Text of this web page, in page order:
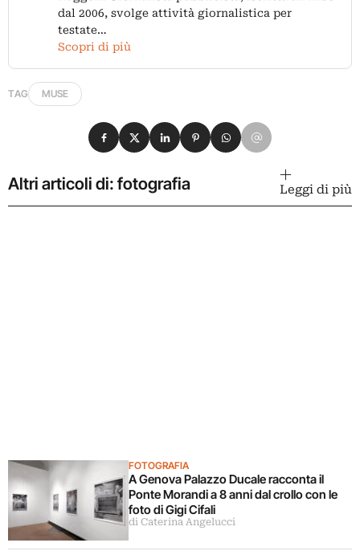
dal 2006, svolge attività giornalistica per
testate…
Scopri di più
TAG MUSE
Condividi su Facebook
Condividi su X
Condividi su LinkedIn
Condividi su Pinterest
Condividi su WhatsApp
Condividi su Email
Altri articoli di: fotografia Leggi di più
FOTOGRAFIA
A Genova Palazzo Ducale racconta il
Ponte Morandi a 8 anni dal crollo con le
foto di Gigi Cifali
di Caterina Angelucci